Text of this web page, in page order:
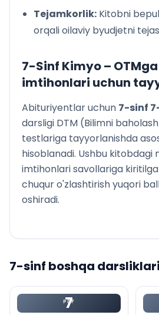
V bob. Anorganik moddalarning
5.1. Moddalarning toifalanishi
Murakkab moddalarning
5.2. Oksidlar
34-§. Oksidlarning tarkibi, tuzilishi
35-§. Oksidlarning toifalanishi
36-§. Oksidlarning olinishi va
37-§. Eng muhim oksidlarning
5.3. Asoslar
38-§. Asoslarning tarkibi, tuzilishi
39-§. Asoslarning toifalanishi
40-§. Asoslarning olinishi va
41-§. Eng muhim asoslarning
44-§. Kislotalarning olinishi va
6-amaliy mashg‘ulot. Sulfat
shuningdek, temir (III)-oksid
reaksiyalarini olib borish va
Tejamkorlik: Kitobni
orqali oilaviy byudjetni
7-Sinf Kimyo–
imtihonlari uchun
Abituriyentlar uchun 7-sinf
darsligi DTM (Bilimni
testlariga tayyorlanishda
hisoblanadi. Ushbu kitobdagi
imtihonlari savollariga
chuqur o'zlashtirish yuqori
oshiradi.
7-sinf boshqa darsliklari
7
PDF